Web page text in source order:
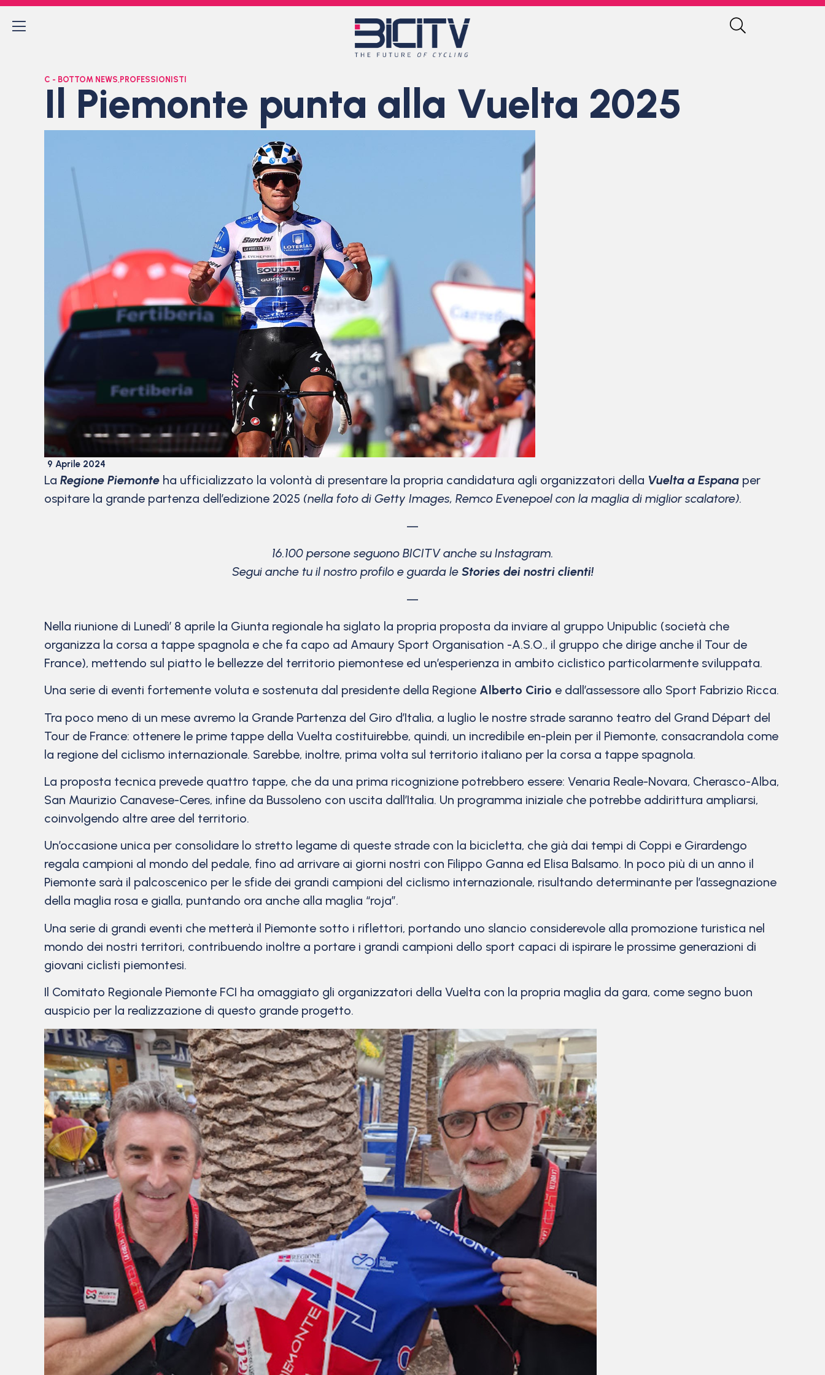
C - BOTTOM NEWS, PROFESSIONISTI
Il Piemonte punta alla Vuelta 2025
9 Aprile 2024
La Regione Piemonte ha ufficializzato la volontà di presentare la propria candidatura agli organizzatori della Vuelta a Espana per
ospitare la grande partenza dell’edizione 2025 (nella foto di Getty Images, Remco Evenepoel con la maglia di miglior scalatore).
—
16.100 persone seguono BICITV anche su Instagram.
Segui anche tu il nostro profilo e guarda le Stories dei nostri clienti!
—
Nella riunione di Lunedì’ 8 aprile la Giunta regionale ha siglato la propria proposta da inviare al gruppo Unipublic (società che
organizza la corsa a tappe spagnola e che fa capo ad Amaury Sport Organisation -A.S.O., il gruppo che dirige anche il Tour de
France), mettendo sul piatto le bellezze del territorio piemontese ed un’esperienza in ambito ciclistico particolarmente sviluppata.
Una serie di eventi fortemente voluta e sostenuta dal presidente della Regione Alberto Cirio e dall’assessore allo Sport Fabrizio Ricca.
Tra poco meno di un mese avremo la Grande Partenza del Giro d’Italia, a luglio le nostre strade saranno teatro del Grand Départ del
Tour de France: ottenere le prime tappe della Vuelta costituirebbe, quindi, un incredibile en-plein per il Piemonte, consacrandola come
la regione del ciclismo internazionale. Sarebbe, inoltre, prima volta sul territorio italiano per la corsa a tappe spagnola.
La proposta tecnica prevede quattro tappe, che da una prima ricognizione potrebbero essere: Venaria Reale-Novara, Cherasco-Alba,
San Maurizio Canavese-Ceres, infine da Bussoleno con uscita dall’Italia. Un programma iniziale che potrebbe addirittura ampliarsi,
coinvolgendo altre aree del territorio.
Un’occasione unica per consolidare lo stretto legame di queste strade con la bicicletta, che già dai tempi di Coppi e Girardengo
regala campioni al mondo del pedale, fino ad arrivare ai giorni nostri con Filippo Ganna ed Elisa Balsamo. In poco più di un anno il
Piemonte sarà il palcoscenico per le sfide dei grandi campioni del ciclismo internazionale, risultando determinante per l’assegnazione
della maglia rosa e gialla, puntando ora anche alla maglia “roja”.
Una serie di grandi eventi che metterà il Piemonte sotto i riflettori, portando uno slancio considerevole alla promozione turistica nel
mondo dei nostri territori, contribuendo inoltre a portare i grandi campioni dello sport capaci di ispirare le prossime generazioni di
giovani ciclisti piemontesi.
Il Comitato Regionale Piemonte FCI ha omaggiato gli organizzatori della Vuelta con la propria maglia da gara, come segno buon
auspicio per la realizzazione di questo grande progetto.